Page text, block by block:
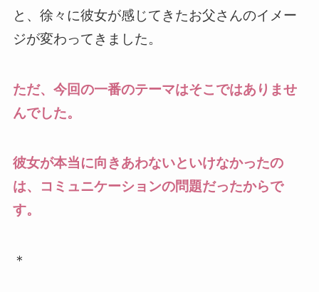
と、徐々に彼女が感じてきたお父さんのイメー
ジが変わってきました。
ただ、今回の一番のテーマはそこではありませ
んでした。
彼女が本当に向きあわないといけなかったの
は、コミュニケーションの問題だったからで
す。
＊